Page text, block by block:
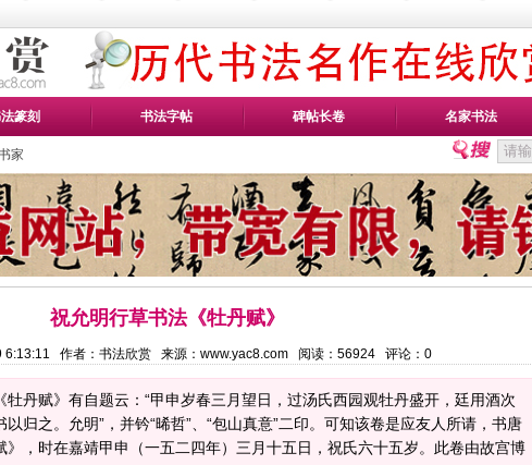
篆刻 书法字帖 碑帖长卷 名家书法
家
祝允明行草书法《牡丹赋》
6:13:11 作者：书法欣赏 来源：www.yac8.com 阅读： 56924 评论： 0
牡丹赋》有自题云：“甲申岁春三月望日，过汤氏西园观牡丹盛开，廷用酒次
归之。允明”，并钤“晞哲”、“包山真意”二印。可知该卷是应友人所请，书唐
》，时在嘉靖甲申（一五二四年）三月十五日，祝氏六十五岁。此卷由故宫博